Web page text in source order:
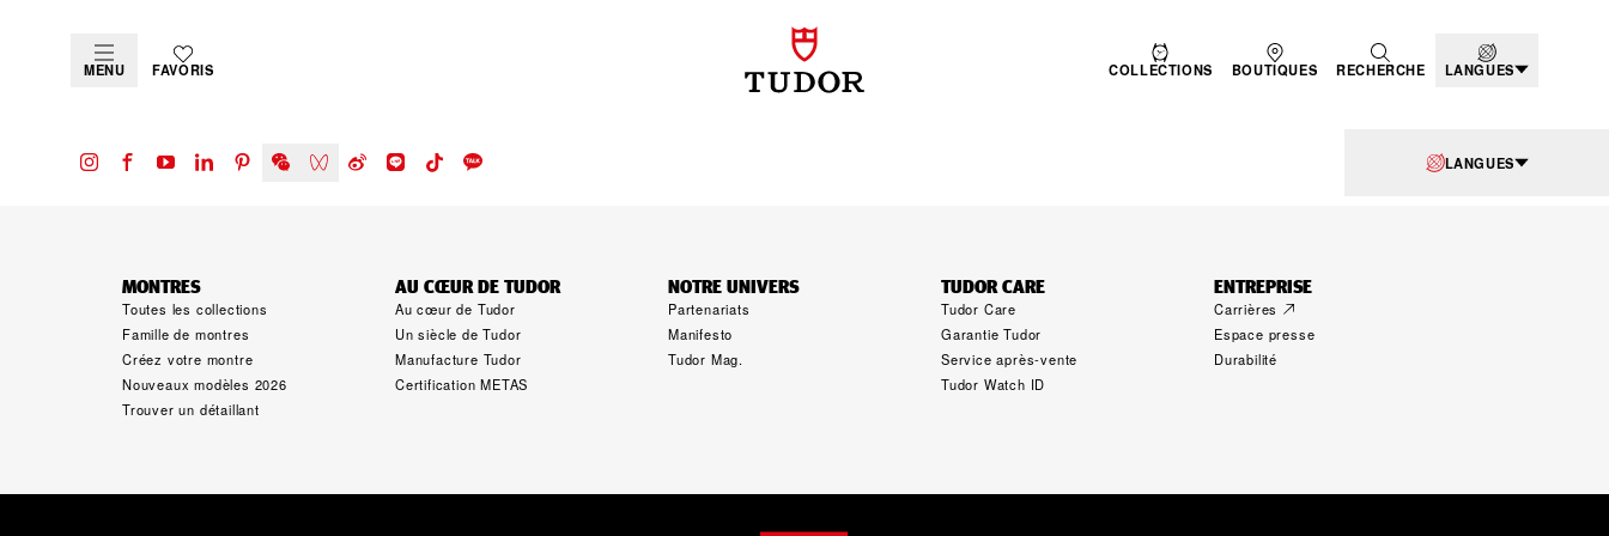
MENU FAVORIS COLLECTIONS BOUTIQUES RECHERCHE LANGUES
MONTRES
Toutes les collections
Famille de montres
Créez votre montre
Nouveaux modèles 2026
Trouver un détaillant
AU CŒUR DE TUDOR
Au cœur de Tudor
Un siècle de Tudor
Manufacture Tudor
Certification METAS
NOTRE UNIVERS
Partenariats
Manifesto
Tudor Mag.
TUDOR CARE
Tudor Care
Garantie Tudor
Service après‑vente
Tudor Watch ID
ENTREPRISE
Carrières
Espace presse
Durabilité
LANGUES